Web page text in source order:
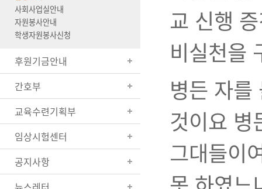
사회사업실안내
자원봉사안내
학생자원봉사신청
후원기금안내
간호부
교육수련기획부
임상시험센터
공지사항
교 신행
비실천을
병든 자
것이요 병
그대들이